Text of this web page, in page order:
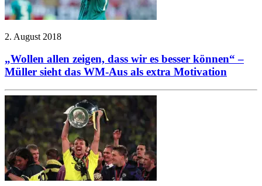
2. August 2018
„Wollen allen zeigen, dass wir es besser können“ –
Müller sieht das WM-Aus als extra Motivation